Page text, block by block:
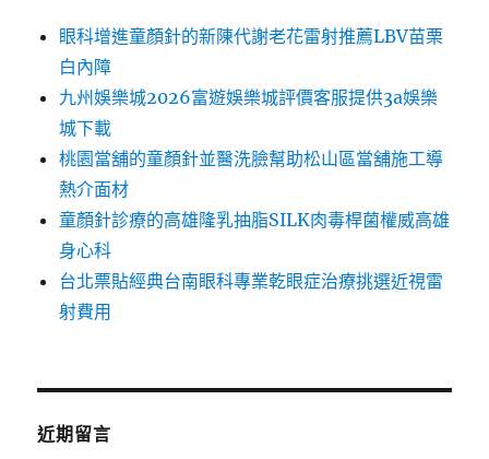
眼科增進童顏針的新陳代謝老花雷射推薦LBV苗栗
白內障
九州娛樂城2026富遊娛樂城評價客服提供3a娛樂
城下載
桃園當舖的童顏針並醫洗臉幫助松山區當舖施工導
熱介面材
童顏針診療的高雄隆乳抽脂SILK肉毒桿菌權威高雄
身心科
台北票貼經典台南眼科專業乾眼症治療挑選近視雷
射費用
近期留言